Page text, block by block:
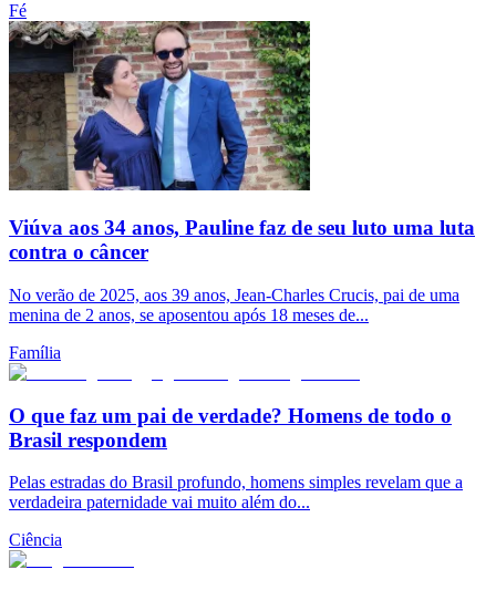
Fé
Viúva aos 34 anos, Pauline faz de seu luto uma luta
contra o câncer
No verão de 2025, aos 39 anos, Jean-Charles Crucis, pai de uma
menina de 2 anos, se aposentou após 18 meses de...
Família
O que faz um pai de verdade? Homens de todo o
Brasil respondem
Pelas estradas do Brasil profundo, homens simples revelam que a
verdadeira paternidade vai muito além do...
Ciência